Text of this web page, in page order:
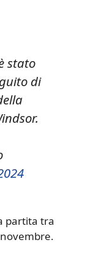
stato
di
partita tra